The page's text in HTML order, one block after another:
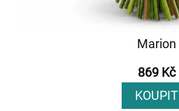
Marion
869 Kč
KOUPIT